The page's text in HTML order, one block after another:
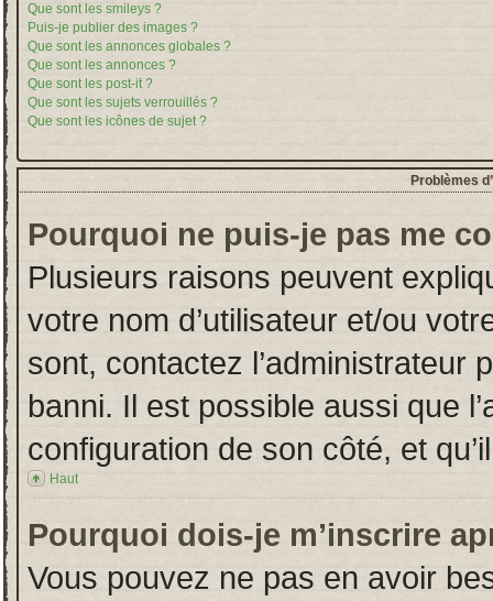
Que sont les smileys ?
Puis-je publier des images ?
Que sont les annonces globales ?
Que sont les annonces ?
Que sont les post-it ?
Que sont les sujets verrouillés ?
Que sont les icônes de sujet ?
Problèmes
Pourquoi ne puis-je pas me
Plusieurs raisons peuvent
votre nom d’utilisateur et/ou
sont, contactez l’administrateur
banni. Il est possible aussi que
configuration de son côté, et
Haut
Pourquoi dois-je m’inscrire
Vous pouvez ne pas en avoir